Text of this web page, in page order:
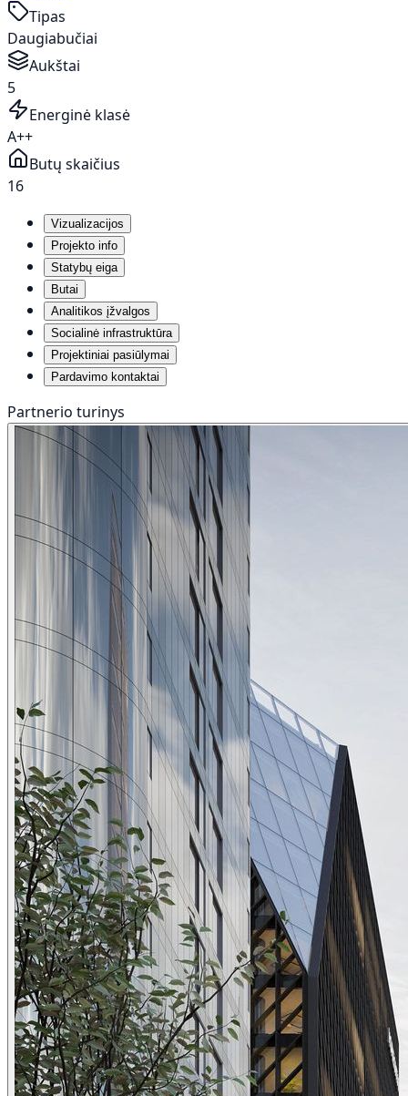
Tipas
Daugiabučiai
Aukštai
5
Energinė klasė
A++
Butų skaičius
16
Vizualizacijos
Projekto info
Statybų eiga
Butai
Analitikos įžvalgos
Socialinė infrastruktūra
Projektiniai pasiūlymai
Pardavimo kontaktai
Partnerio turinys